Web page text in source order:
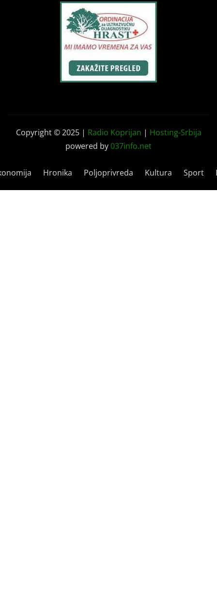
Copyright © 2025 | Radio Koprijan | Hosting-Srbija
powered by 037info.net
Hronika Poljoprivreda Kultura Sport